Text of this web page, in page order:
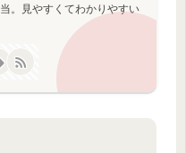
。見やすくてわかりやすい